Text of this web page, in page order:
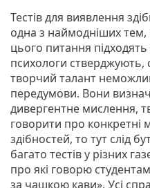
Тестів для виявлення
одна з наймодніших
цього питання
психологи
творчий талант
передумови. Вони
дивергентне мислення,
говорити про
здібностей, то тут слід
багато тестів у різних
про які говорю
за чашкою кави». Усі